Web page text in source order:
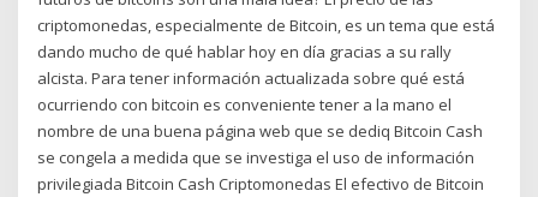
criptomonedas, especialmente de Bitcoin, es un tema que está
dando mucho de qué hablar hoy en día gracias a su rally
alcista. Para tener información actualizada sobre qué está
ocurriendo con bitcoin es conveniente tener a la mano el
nombre de una buena página web que se dediq Bitcoin Cash
se congela a medida que se investiga el uso de información
privilegiada Bitcoin Cash Criptomonedas El efectivo de Bitcoin